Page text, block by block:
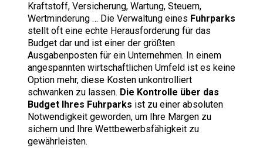
Kraftstoff, Versicherung, Wartung, Steuern,
Wertminderung … Die Verwaltung eines Fuhrparks
stellt oft eine echte Herausforderung für das
Budget dar und ist einer der größten
Ausgabenposten für ein Unternehmen. In einem
angespannten wirtschaftlichen Umfeld ist es keine
Option mehr, diese Kosten unkontrolliert
schwanken zu lassen. Die Kontrolle über das
Budget Ihres Fuhrparks ist zu einer absoluten
Notwendigkeit geworden, um Ihre Margen zu
sichern und Ihre Wettbewerbsfähigkeit zu
gewährleisten.